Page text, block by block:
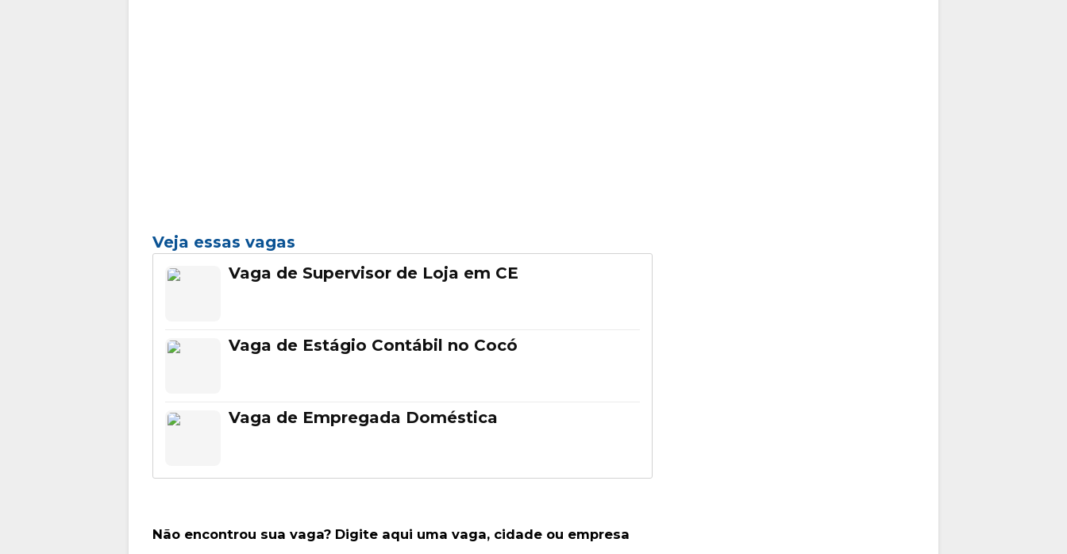
Veja essas vagas
Vaga de Supervisor de Loja em CE
Vaga de Estágio Contábil no Cocó
Vaga de Empregada Doméstica
Não encontrou sua vaga? Digite aqui uma vaga, cidade ou empresa